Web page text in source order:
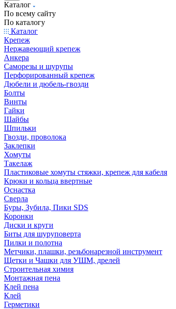
Каталог
По всему сайту
По каталогу
Каталог
Крепеж
Нержавеющий крепеж
Анкера
Саморезы и шурупы
Перфорированный крепеж
Дюбели и дюбель-гвозди
Болты
Винты
Гайки
Шайбы
Шпильки
Гвозди, проволока
Заклепки
Хомуты
Такелаж
Пластиковые хомуты стяжки, крепеж для кабеля
Крюки и кольца ввертные
Оснастка
Сверла
Буры, Зубила, Пики SDS
Коронки
Диски и круги
Биты для шуруповерта
Пилки и полотна
Метчики, плашки, резьбонарезной инструмент
Щетки и Чашки для УШМ, дрелей
Строительная химия
Монтажная пена
Клей пена
Клей
Герметики